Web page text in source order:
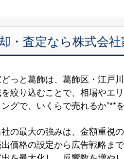
・査定なら株式会
っと葛飾は、葛飾区・江戸
絞り込むことで、相場やエ
ングで、いくらで売れるか”**
の最大の強みは、金額重視
価格の設定から広告戦略ま